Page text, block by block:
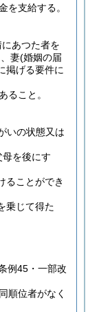
を支給する。
あつた者を
妻(婚姻の届
掲げる要件に
ること。
いの状態又は
を後にす
ることができ
乗じて得た
例45・一部改
順位者がなく